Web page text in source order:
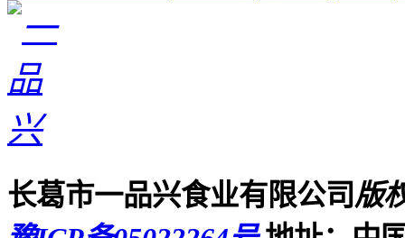
长葛市一品兴食业有限公司版